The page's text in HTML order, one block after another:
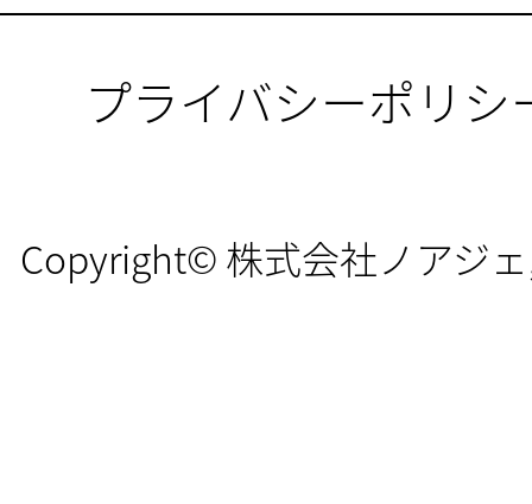
プライバシーポリシ
Copyright© 株式会社ノアジ